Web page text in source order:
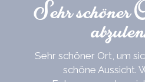
Sehr schöner
Sehr schöner Ort, um
schöne Aussicht.